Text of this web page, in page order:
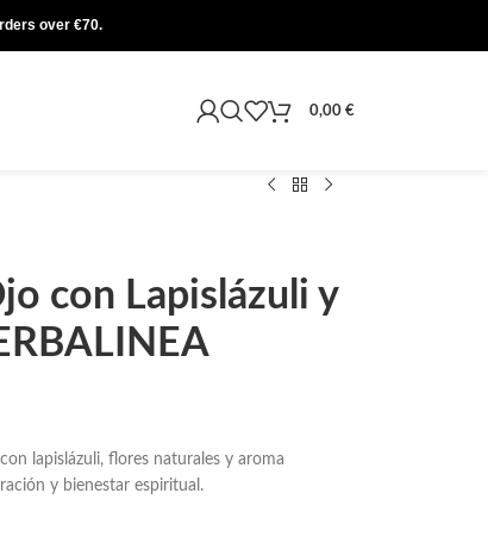
over €70.
0,00 €
con Lapislázuli y
lapislázuli, flores naturales y aroma
y bienestar espiritual.